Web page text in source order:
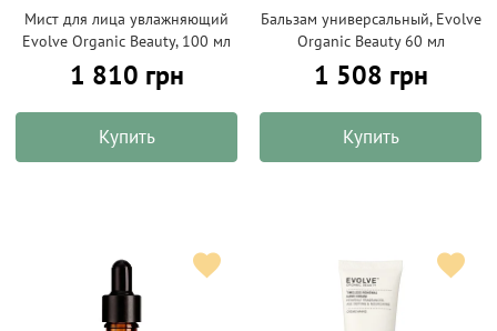
Мист для лица увлажняющий
Evolve Organic Beauty, 100 мл
1 810 грн
Купить
Бальзам универсальный, Evolve
Organic Beauty 60 мл
1 508 грн
Купить